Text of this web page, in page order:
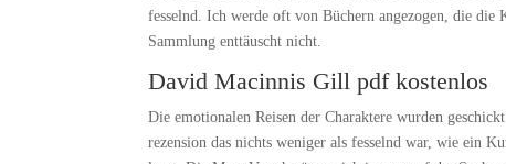
fesselnd. Ich werde oft von Büchern angezogen, die die
Sammlung enttäuscht nicht.
David Macinnis Gill pdf kostenlos
Die emotionalen Reisen der Charaktere wurden
rezension das nichts weniger als fesselnd war, wie ein